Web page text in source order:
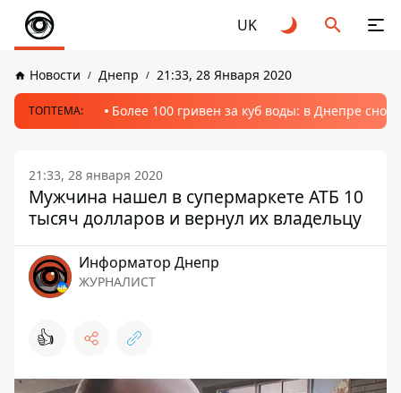
UK
Новости Днепр 21:33, 28 Января 2020
ТОПТЕМА: Более 100 гривен за куб воды: в Днепре
21:33, 28 января 2020
Мужчина нашел в супермаркете АТБ 10
тысяч долларов и вернул их владельцу
Информатор Днепр
ЖУРНАЛИСТ
👍